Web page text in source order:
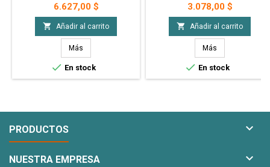
y escribir las veces que quieras,
modelo "Love The Life"
Precio
6.627,00 $
 Añadir al carrito
Más
 En stock
y escribir las veces que quieras,
modelo "Llama"
Precio
3.078,00 $
 Añadir al carrito
Más
 En stock
PRODUCTOS 
NUESTRA EMPRESA 